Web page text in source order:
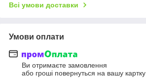
Всі умови доставки
Умови оплати
Ви отримаєте замовлення
або гроші повернуться на вашу картку